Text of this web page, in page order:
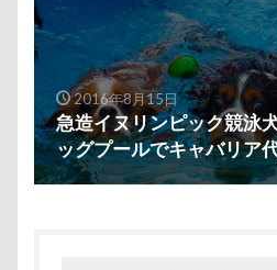
2016年8月15日
急造イヌリンピック競泳
ッグプールでキャバリア